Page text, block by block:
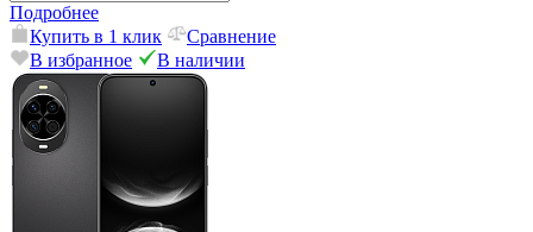
Подробнее
Купить в 1 клик
Сравнение
В избранное
В наличии